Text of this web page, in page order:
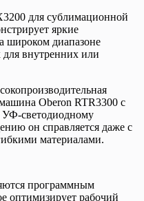
для сублимационной
яркие
широком диапазоне
внутренних или
Oberon RTR3300 с
УФ-светодиодному
он справляется даже с
материалами.
программным
оптимизирует рабочий